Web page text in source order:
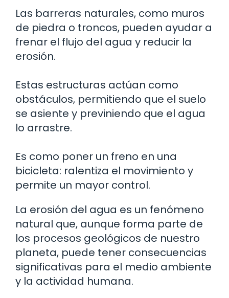
Las barreras naturales, como muros
de piedra o troncos, pueden ayudar a
frenar el flujo del agua y reducir la
erosión.
Estas estructuras actúan como
obstáculos, permitiendo que el suelo
se asiente y previniendo que el agua
lo arrastre.
Es como poner un freno en una
bicicleta: ralentiza el movimiento y
permite un mayor control.
La erosión del agua es un fenómeno
natural que, aunque forma parte de
los procesos geológicos de nuestro
planeta, puede tener consecuencias
significativas para el medio ambiente
y la actividad humana.